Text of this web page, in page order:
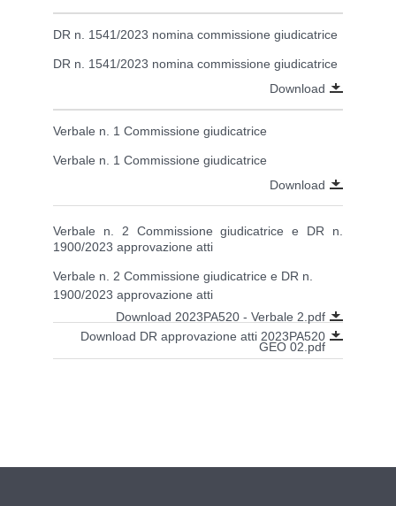
DR n. 1541/2023 nomina commissione giudicatrice
DR n. 1541/2023 nomina commissione giudicatrice
Download
Verbale n. 1 Commissione giudicatrice
Verbale n. 1 Commissione giudicatrice
Download
Verbale n. 2 Commissione giudicatrice e DR n.
1900/2023 approvazione atti
Verbale n. 2 Commissione giudicatrice e DR n.
1900/2023 approvazione atti
Download 2023PA520 - Verbale 2.pdf
Download DR approvazione atti 2023PA520
GEO 02.pdf